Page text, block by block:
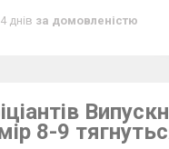
днів за домовленістю
8-9